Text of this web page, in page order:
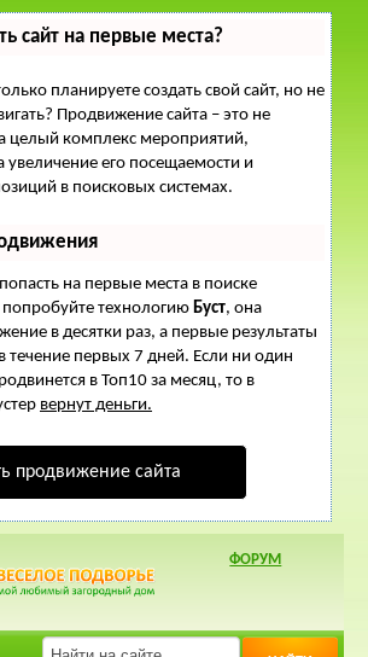
сайт на первые места?
планируете создать свой сайт, но не
Продвижение сайта – это не
целый комплекс мероприятий,
увеличение его посещаемости и
в поисковых системах.
на первые места в поиске
технологию Буст, она
в десятки раз, а первые результаты
течение первых 7 дней. Если ни один
в Топ10 за месяц, то в
вернут деньги.
продвижение сайта
ФОРУМ